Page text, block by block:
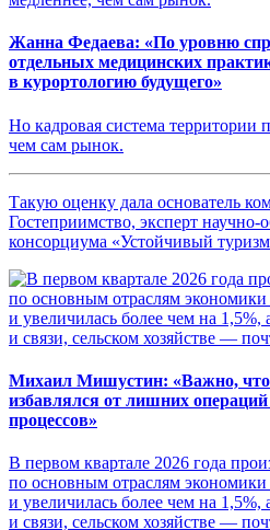
Жанна Федаева: «По уровню
отдельных медицинских
в курортологию будущего»
Но кадровая система территории
чем сам рынок.
Такую оценку дала основатель
Гостеприимство, эксперт научно-
консорциума «Устойчивый
Михаил Мишустин: «Важно,
избавлялся от лишних
процессов»
В первом квартале 2026 года
по основным отраслям экономики
и увеличилась более чем на
и связи, сельском хозяйстве —